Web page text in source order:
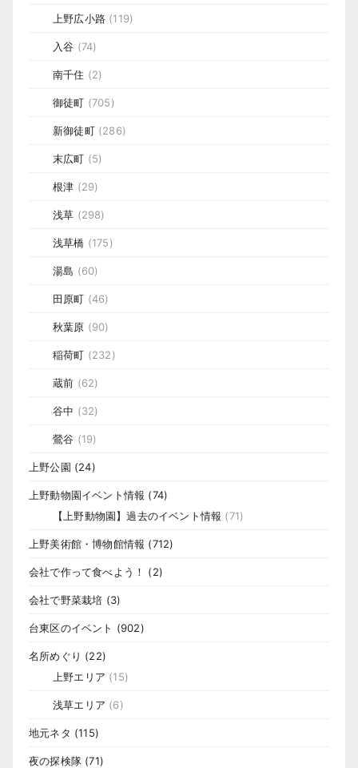
上野広小路 (119)
入谷 (74)
南千住 (2)
御徒町 (705)
新御徒町(286)
末広町 (5)
根津 (29)
浅草 (298)
浅草橋 (175)
湯島 (60)
田原町 (46)
秋葉原 (90)
稲荷町 (232)
蔵前 (62)
谷中 (32)
鶯谷 (19)
上野公園 (24)
上野動物園イベント情報 (74)
【上野動物園】過去のイベント情報 (71)
上野美術館・博物館情報 (712)
会社で作って食べよう！ (2)
会社で野菜栽培 (3)
台東区のイベント (902)
名所めぐり (22)
上野エリア (15)
浅草エリア (6)
地元ネタ (115)
夜の探検隊 (71)